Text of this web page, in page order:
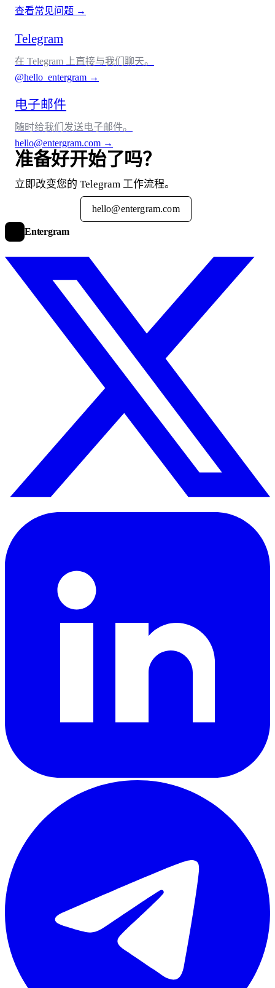
查看常见问题 →
Telegram
在 Telegram 上直接与我们聊天。
@hello_entergram →
电子邮件
随时给我们发送电子邮件。
hello@entergram.com →
准备好开始了吗？
立即改变您的 Telegram 工作流程。
hello@entergram.com
Entergram